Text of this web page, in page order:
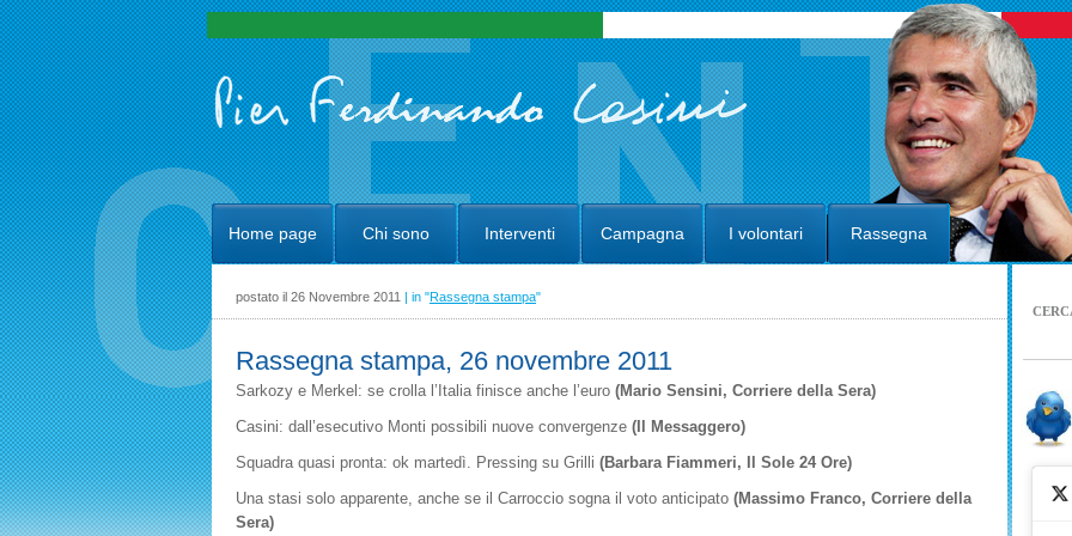
Home page Chi sono Interventi Campagna I volontari Rassegna
postato il 26 Novembre 2011 | in "Rassegna stampa"
Rassegna stampa, 26 novembre 2011
Sarkozy e Merkel: se crolla l’Italia finisce anche l’euro (Mario Sensini, Corriere della Sera)
Casini: dall’esecutivo Monti possibili nuove convergenze (Il Messaggero)
Squadra quasi pronta: ok martedì. Pressing su Grilli (Barbara Fiammeri, Il Sole 24 Ore)
Una stasi solo apparente, anche se il Carroccio sogna il voto anticipato (Massimo Franco, Corriere della
Sera)